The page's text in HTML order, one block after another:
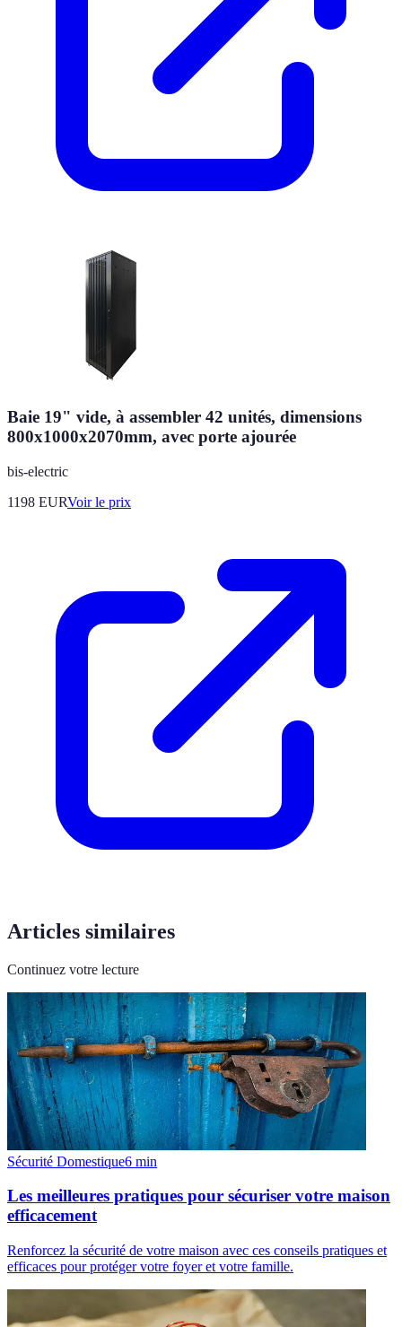
Baie 19" vide, à assembler 42 unités, dimensions
800x1000x2070mm, avec porte ajourée
bis-electric
1198 EURVoir le prix
Articles similaires
Continuez votre lecture
Sécurité Domestique6 min
Les meilleures pratiques pour sécuriser votre maison
efficacement
Renforcez la sécurité de votre maison avec ces conseils pratiques et
efficaces pour protéger votre foyer et votre famille.